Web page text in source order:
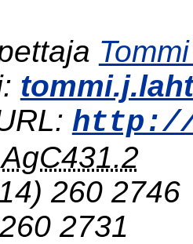
http://
AgC431.2
260 2746
2731